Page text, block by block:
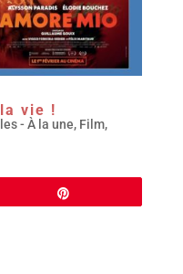
vie !
- À la une, Film,